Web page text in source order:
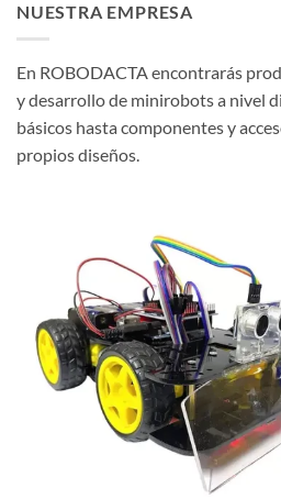
NUESTRA EMPRESA
En ROBODACTA encontrarás
y desarrollo de minirobots a nivel
básicos hasta componentes y
propios diseños.